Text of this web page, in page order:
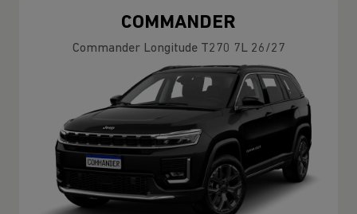
COMMANDER
Commander Longitude T270 7L 26/27